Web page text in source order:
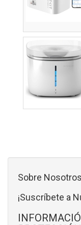
Sobre Nosotros
¡Suscríbete a